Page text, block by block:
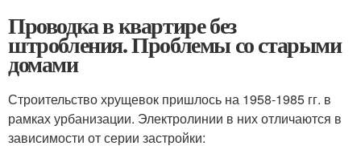
Проводка в квартире без
штробления. Проблемы со старыми
домами
Строительство хрущевок пришлось на 1958-1985 гг. в
рамках урбанизации. Электролинии в них отличаются в
зависимости от серии застройки: